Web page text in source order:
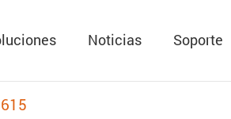
Noticias Soporte